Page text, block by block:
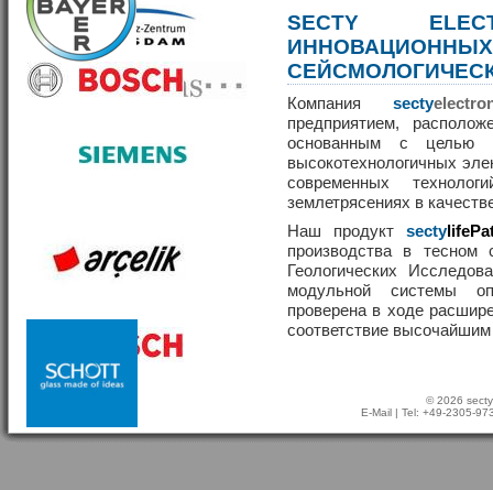
SECTY
Компания secty
предприятием,
основанным с целью
высокотехнологичных
современных
землетрясениях в
Наш продукт secty
производства в тесном
Геологических
модульной системы
проверена в ходе
соответствие
© 2026
E-Mail | Tel: +49-2305-